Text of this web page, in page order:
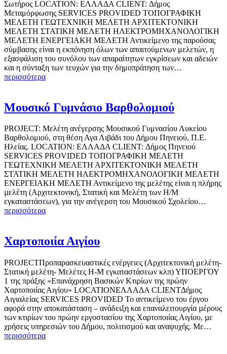
Σωτήρος LOCATION: ΕΛΛΑΔΑ CLIENT: Δήμος
Μεταμόρφωσης SERVICES PROVIDED ΤΟΠΟΓΡΑΦΙΚΗ
ΜΕΛΕΤΗ ΓΕΩΤΕΧΝΙΚΗ ΜΕΛΕΤΗ ΑΡΧΙΤΕΚΤΟΝΙΚΗ
ΜΕΛΕΤΗ ΣΤΑΤΙΚΗ ΜΕΛΕΤΗ ΗΛΕΚΤΡΟΜΗΧΑΝΟΛΟΓΙΚΗ
ΜΕΛΕΤΗ ΕΝΕΡΓΕΙΑΚΗ ΜΕΛΕΤΗ Αντικείμενο της παρούσας
σύμβασης είναι η εκπόνηση όλων των απαιτούμενων μελετών, η
εξασφάλιση του συνόλου των απαραίτητων εγκρίσεων και αδειών
και η σύνταξη των τευχών για την δημοπράτηση των…
περισσότερα
Μουσικό Γυμνάσιο Βαρθολομιού
PROJECT: Μελέτη ανέγερσης Μουσικού Γυμνασίου Λυκείου
Βαρθολομιού, στη θέση Αγα Λιβάδι του Δήμου Πηνειού, Π.Ε.
Ηλείας. LOCATION: ΕΛΛΑΔΑ CLIENT: Δήμος Πηνειού
SERVICES PROVIDED ΤΟΠΟΓΡΑΦΙΚΗ ΜΕΛΕΤΗ
ΓΕΩΤΕΧΝΙΚΗ ΜΕΛΕΤΗ ΑΡΧΙΤΕΚΤΟΝΙΚΗ ΜΕΛΕΤΗ
ΣΤΑΤΙΚΗ ΜΕΛΕΤΗ ΗΛΕΚΤΡΟΜΗΧΑΝΟΛΟΓΙΚΗ ΜΕΛΕΤΗ
ΕΝΕΡΓΕΙΑΚΗ ΜΕΛΕΤΗ Αντικείµενο της µελέτης είναι η πλήρης
µελέτη (Αρχιτεκτονική, Στατική και Μελέτη των Η/Μ
εγκαταστάσεων), για την ανέγερση του Μουσικού Σχολείου…
περισσότερα
Χαρτοποιία Αιγίου
PROJECTΠροπαρασκευαστικές ενέργειες (Αρχιτεκτονική μελέτη-
Στατική μελέτη- Μελέτες Η-Μ εγκαταστάσεων κλπ) ΥΠΟΕΡΓΟΥ
1 της πράξης «Επανάχρηση Βασικών Κτιρίων της πρώην
Χαρτοποιίας Αιγίου» LOCATIONΕΛΛΑΔΑ CLIENTΔήμος
Αιγιαλείας SERVICES PROVIDED Το αντικείµενο του έργου
αφορά στην αποκατάσταση – ανάδειξη και επαναλειτουργία µέρους
των κτιρίων του πρώην εργοστασίου της Χαρτοποιίας Αιγίου, µε
χρήσεις υπηρεσιών του Δήµου, πολιτισµού και αναψυχής. Με…
περισσότερα